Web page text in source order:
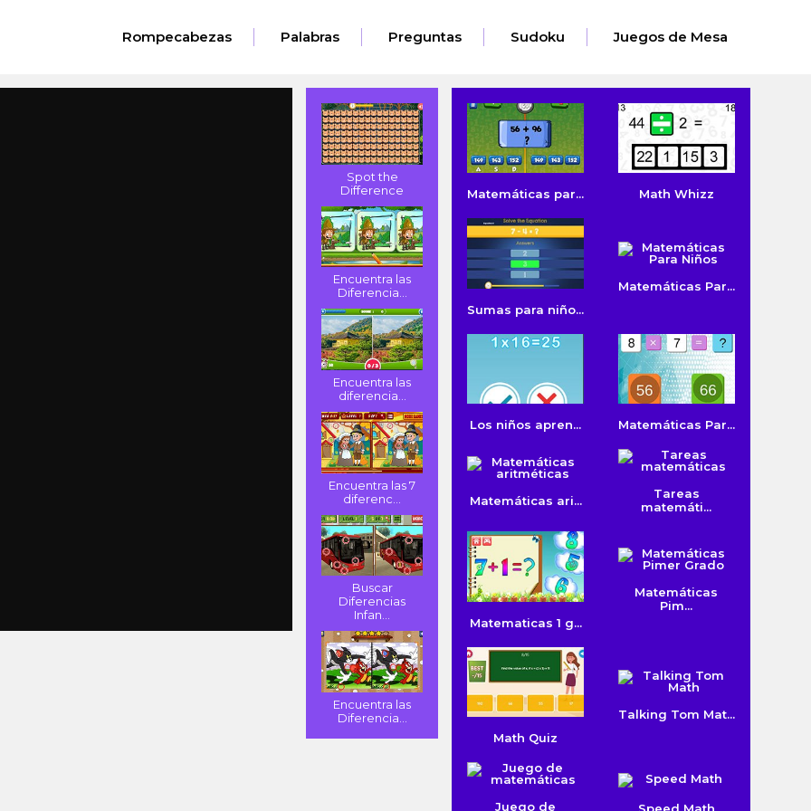
Rompecabezas Palabras Preguntas Sudoku Juegos de Mesa
Spot the
Difference
Encuentra las
Diferencia...
Encuentra las
diferencia...
Encuentra las 7
diferenc...
Buscar
Diferencias
Infan...
Encuentra las
Diferencia...
Matemáticas par... Math Whizz
Sumas para niño...
Matemáticas Par...
Los niños apren... Matemáticas Par...
Matemáticas ari...
Tareas
matemáti...
Matematicas 1 g...
Matemáticas
Pim...
Math Quiz
Talking Tom Mat...
Juego de